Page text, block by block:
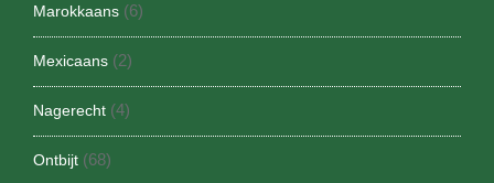
Marokkaans (6)
Mexicaans (2)
Nagerecht (4)
Ontbijt (68)